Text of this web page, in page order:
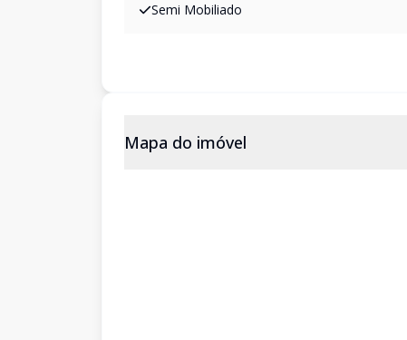
Semi Mobiliado
Mapa do imóvel